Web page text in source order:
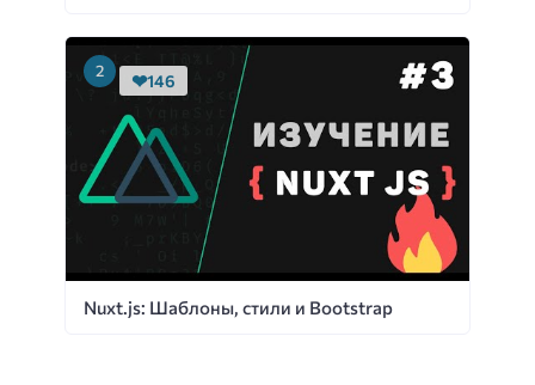
Nuxt.js: Шаблоны, стили и Bootstrap
146